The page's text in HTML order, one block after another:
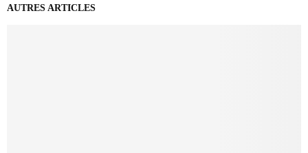
AUTRES ARTICLES